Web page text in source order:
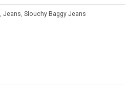
Jeans Slouchy Baggy Jeans